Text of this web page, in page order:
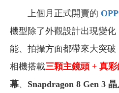
上個月正式開賣的
機型除了外觀設計出現變
能、拍攝方面都帶來大突破
相機搭載三顆主鏡頭 + 真
幕、 Snapdragon 8 Gen 3